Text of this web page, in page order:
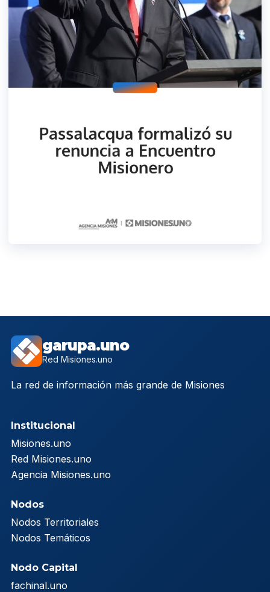
garupa.uno
Red Misiones.uno
La red de información más grande de Misiones
Institucional
Misiones.uno
Red Misiones.uno
Agencia Misiones.uno
Nodos
Nodos Territoriales
Nodos Temáticos
Nodo Capital
fachinal.uno